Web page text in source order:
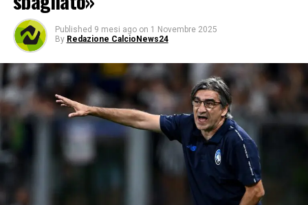
Published 9 mesi ago on 1 Novembre 2025
By Redazione CalcioNews24